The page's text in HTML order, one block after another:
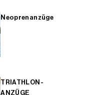
Neoprenanzüge
TRIATHLON-
ANZÜGE